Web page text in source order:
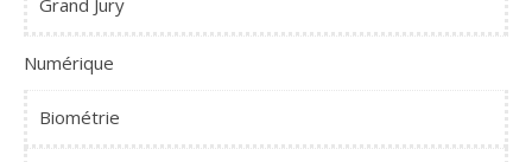
Grand Jury
Numérique
Biométrie